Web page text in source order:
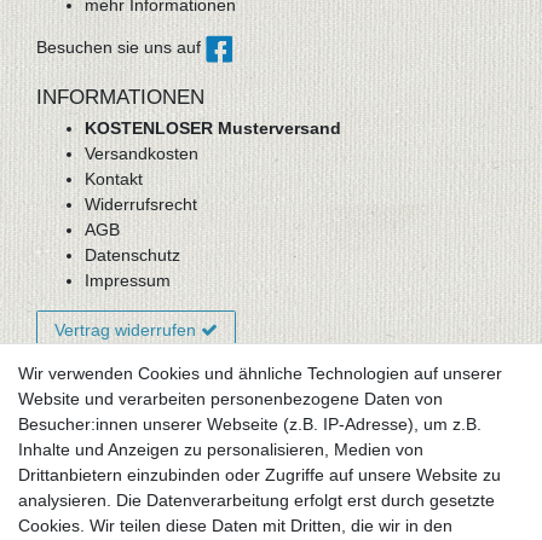
mehr Informationen
Besuchen sie uns auf
INFORMATIONEN
KOSTENLOSER Musterversand
Versandkosten
Kontakt
Widerrufsrecht
AGB
Datenschutz
Impressum
Vertrag widerrufen
Newsletter-Anmeldung
FAQ / Fragen
Mein Warenkorb
Mein Merkzettel
Mein Konto
Wir verwenden Cookies und ähnliche Technologien auf unserer
Website und verarbeiten personenbezogene Daten von
Besucher:innen unserer Webseite (z.B. IP-Adresse), um z.B.
Inhalte und Anzeigen zu personalisieren, Medien von
Drittanbietern einzubinden oder Zugriffe auf unsere Website zu
analysieren. Die Datenverarbeitung erfolgt erst durch gesetzte
Cookies. Wir teilen diese Daten mit Dritten, die wir in den